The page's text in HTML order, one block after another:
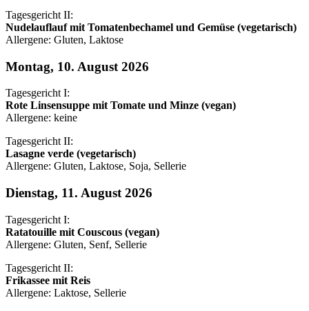
Tagesgericht II:
Nudelauflauf mit Tomatenbechamel und Gemüse (vegetarisch)
Allergene: Gluten, Laktose
Montag, 10. August 2026
Tagesgericht I:
Rote Linsensuppe mit Tomate und Minze (vegan)
Allergene: keine
Tagesgericht II:
Lasagne verde (vegetarisch)
Allergene: Gluten, Laktose, Soja, Sellerie
Dienstag, 11. August 2026
Tagesgericht I:
Ratatouille mit Couscous (vegan)
Allergene: Gluten, Senf, Sellerie
Tagesgericht II:
Frikassee mit Reis
Allergene: Laktose, Sellerie